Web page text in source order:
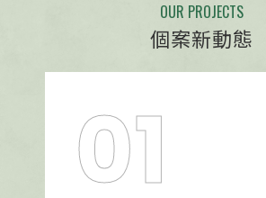
OUR PROJECTS
個案新動態